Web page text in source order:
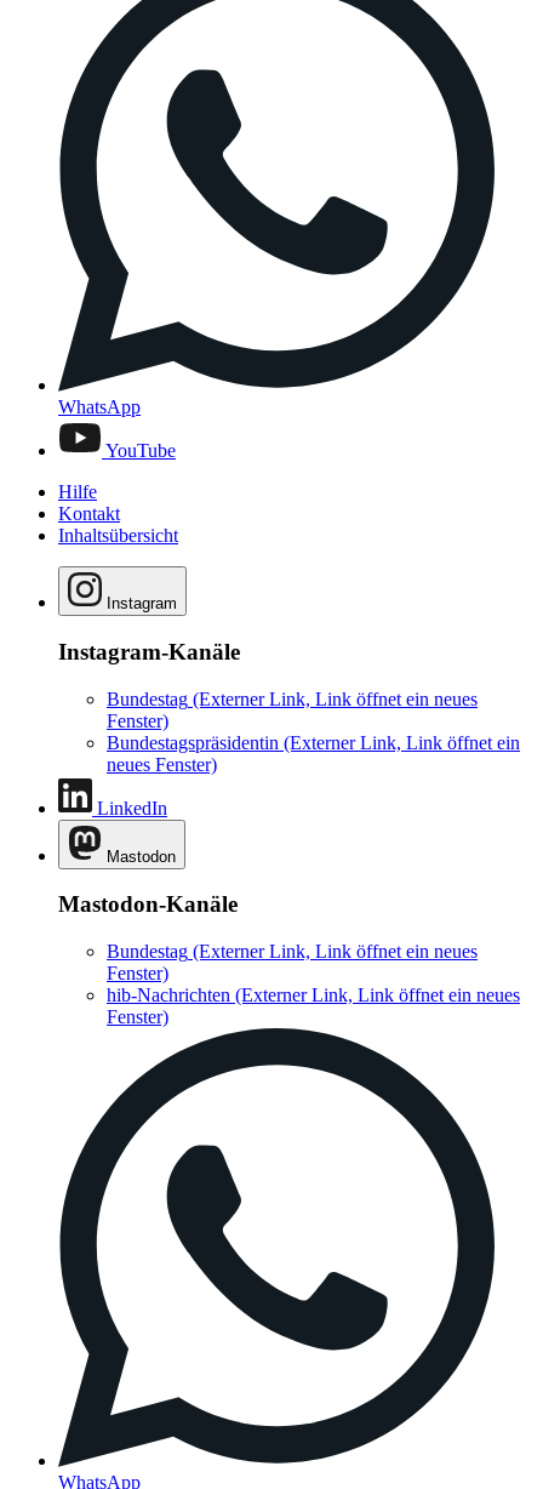
WhatsApp
YouTube
Hilfe
Kontakt
Inhaltsübersicht
Instagram
Instagram-Kanäle
Bundestag (Externer Link, Link öffnet ein neues
Fenster)
Bundestagspräsidentin (Externer Link, Link öffnet ein
neues Fenster)
LinkedIn
Mastodon
Mastodon-Kanäle
Bundestag (Externer Link, Link öffnet ein neues
Fenster)
hib-Nachrichten (Externer Link, Link öffnet ein neues
Fenster)
WhatsApp